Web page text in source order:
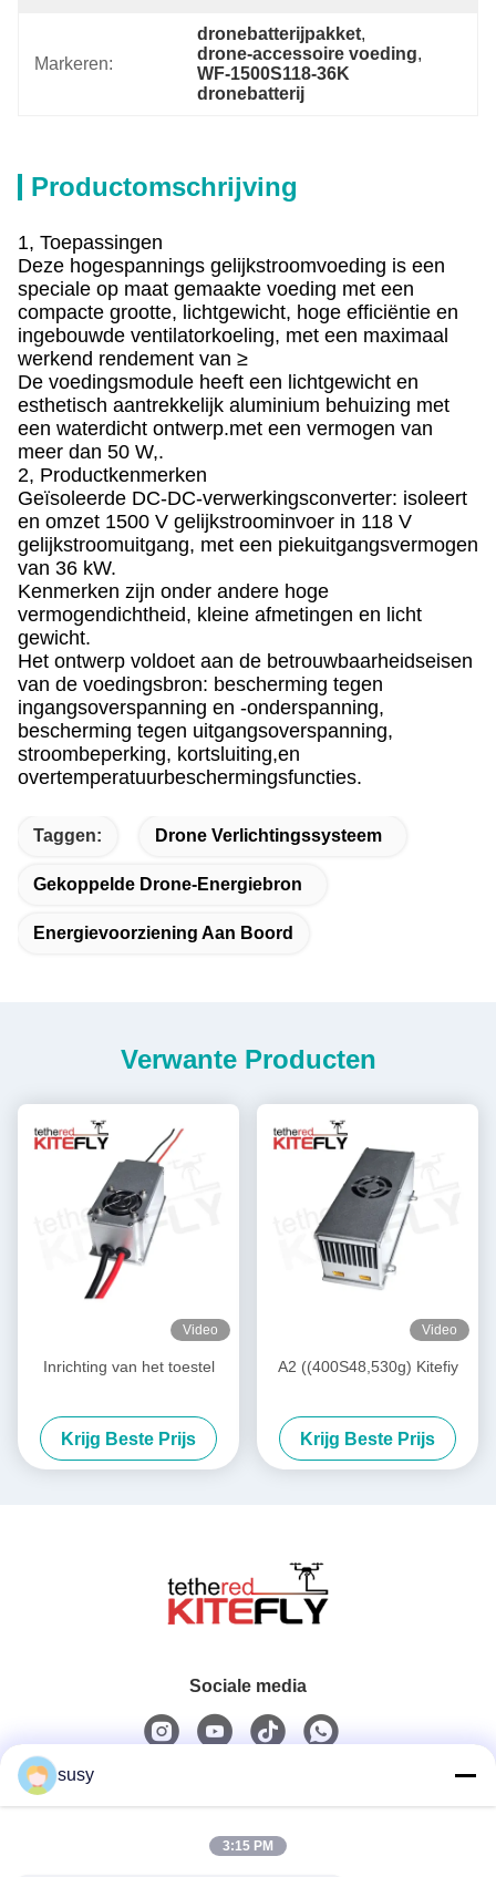
Markeren:
dronebatterijpakket,
drone-accessoire voeding,
WF-1500S118-36K
dronebatterij
Productomschrijving
1, Toepassingen
Deze hogespannings gelijkstroomvoeding is een
speciale op maat gemaakte voeding met een
compacte grootte, lichtgewicht, hoge efficiëntie en
ingebouwde ventilatorkoeling, met een maximaal
werkend rendement van ≥
De voedingsmodule heeft een lichtgewicht en
esthetisch aantrekkelijk aluminium behuizing met
een waterdicht ontwerp.met een vermogen van
meer dan 50 W,.
2, Productkenmerken
Geïsoleerde DC-DC-verwerkingsconverter: isoleert
en omzet 1500 V gelijkstroominvoer in 118 V
gelijkstroomuitgang, met een piekuitgangsvermogen
van 36 kW.
Kenmerken zijn onder andere hoge
vermogendichtheid, kleine afmetingen en licht
gewicht.
Het ontwerp voldoet aan de betrouwbaarheidseisen
van de voedingsbron: bescherming tegen
ingangsoverspanning en -onderspanning,
bescherming tegen uitgangsoverspanning,
stroombeperking, kortsluiting,en
overtemperatuurbeschermingsfuncties.
Taggen: Drone Verlichtingssysteem
Gekoppelde Drone-Energiebron
Energievoorziening Aan Boord
Verwante Producten
Video
Inrichting van het toestel
Krijg Beste Prijs
Video
A2 ((400S48,530g) Kitefiy
Krijg Beste Prijs
Sociale media
susy
3:15 PM